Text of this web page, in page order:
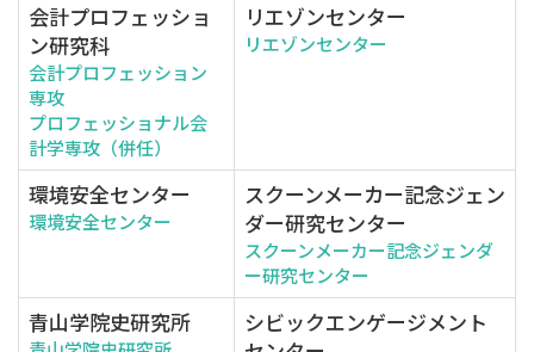
会計プロフェッショ
ン研究科
会計プロフェッション
専攻
プロフェッショナル会
計学専攻（併任）
リエゾンセンター
リエゾンセンター
環境安全センター
環境安全センター
スクーンメーカー記念ジェン
ダー研究センター
スクーンメーカー記念ジェンダ
ー研究センター
青山学院史研究所
シビックエンゲージメント